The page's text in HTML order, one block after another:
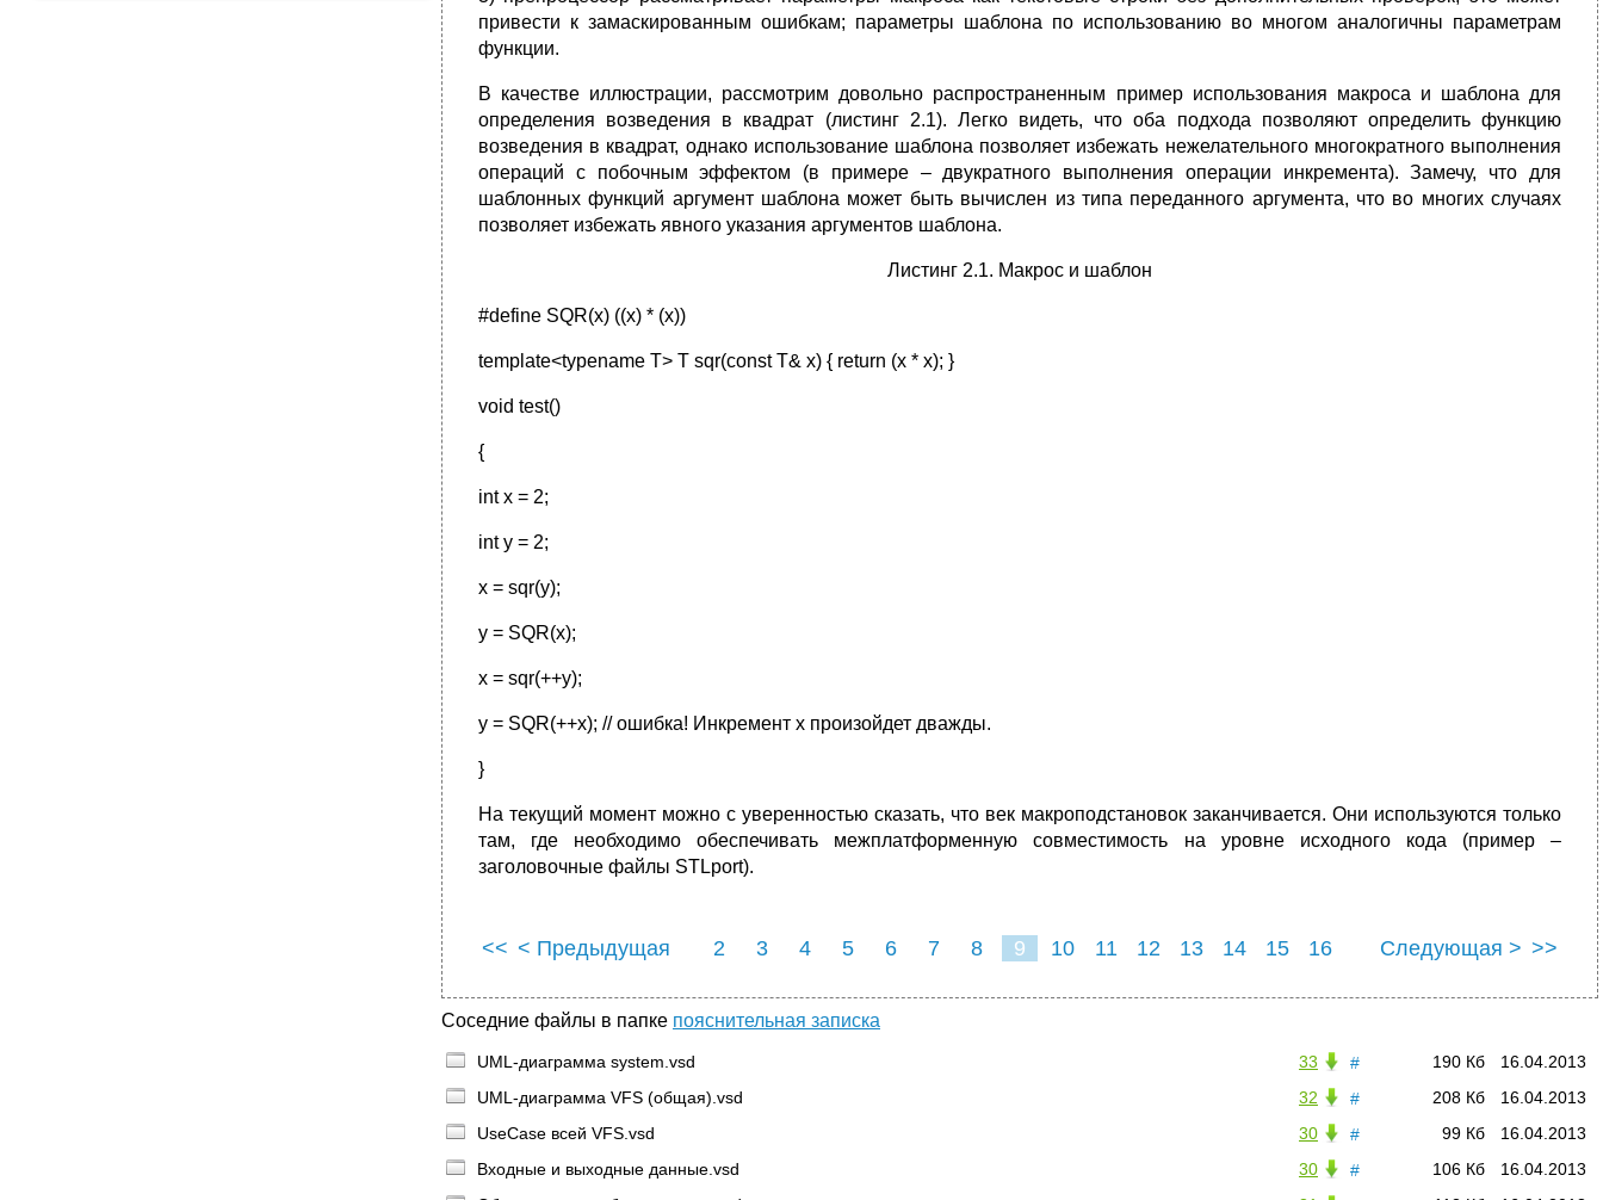
привести к замаскированным ошибкам; параметры шаблона по использованию во многом аналогичны параметрам
функции.
В качестве иллюстрации, рассмотрим довольно распространенным пример использования макроса и шаблона для
определения возведения в квадрат (листинг 2.1). Легко видеть, что оба подхода позволяют определить функцию
возведения в квадрат, однако использование шаблона позволяет избежать нежелательного многократного выполнения
операций с побочным эффектом (в примере – двукратного выполнения операции инкремента). Замечу, что для
шаблонных функций аргумент шаблона может быть вычислен из типа переданного аргумента, что во многих случаях
позволяет избежать явного указания аргументов шаблона.
Листинг 2.1. Макрос и шаблон
#define SQR(x) ((x) * (x))
template<typename T> T sqr(const T& x) { return (x * x); }
void test()
{
int x = 2;
int y = 2;
x = sqr(y);
y = SQR(x);
x = sqr(++y);
y = SQR(++x); // ошибка! Инкремент x произойдет дважды.
}
На текущий момент можно с уверенностью сказать, что век макроподстановок заканчивается. Они используются только
там, где необходимо обеспечивать межплатформенную совместимость на уровне исходного кода (пример –
заголовочные файлы STLport).
<< < Предыдущая 2 3 4 5 6 7 8 9 10 11 12 13 14 15
16
Следующая > >>
Соседние файлы в папке пояснительная записка
# 16.04.2013
190 Кб
33
UML-диаграмма system.vsd
#
16.04.2013
208 Кб
32
UML-диаграмма VFS (общая).vsd
#
16.04.2013
99 Кб
30
UseCase всей VFS.vsd
#
16.04.2013
106 Кб
30
Входные и выходные данные.vsd